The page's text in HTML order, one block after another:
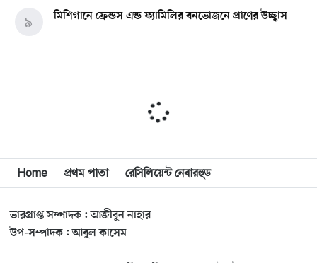
মিশিগানে ফ্রেন্ডস এন্ড ফ্যামিলির বনভোজনে প্রাণের উচ্ছ্বাস
৯
মিশিগানে ডেমোক্র্যাটদের প্রাইমারিতে আল-সাইয়েদকে হারাতে
মুনা দাওয়াহ কনফারেন্স ২০২৬ সম্পর্কে প্রেস ব্রিফিং
শেখ হাসিনার সঙ্গে সংবাদ সম্মেলনে থাকছেন সাকিব আল
হাসান
১২
যুক্তরাষ্ট্রকে ছাড়ে বাধ্য করতে কোন কৌশলে ওয়াশিংটনের ওপর
১৩
Home প্রথম পাতা রেসিলিয়েন্ট নেবারহুড
ভারপ্রাপ্ত সম্পাদক : আজীবুন নাহার
উপ-সম্পাদক : আবুল কাসেম